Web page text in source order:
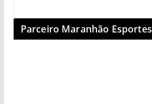
Parceiro Maranhão Esportes